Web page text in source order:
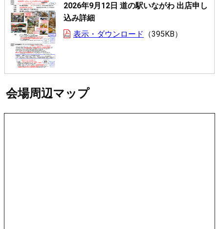
2026年9月12日 道の駅いながわ 出店申し
込み詳細
表示・ダウンロード
395KB
会場周辺マップ